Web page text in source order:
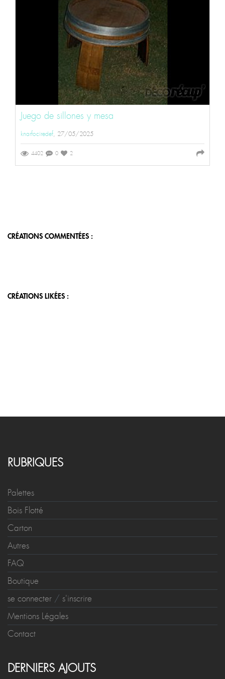
Juego de sillones y mesa
knarfociredef, 27/05/2025
4402 0 2
CRÉATIONS COMMENTÉES :
CRÉATIONS LIKÉES :
RUBRIQUES
Palettes
Bois Flotté
Carton
Autres
FAQ
Boutique
se connecter / s'inscrire
Mentions Légales
Contact
DERNIERS AJOUTS